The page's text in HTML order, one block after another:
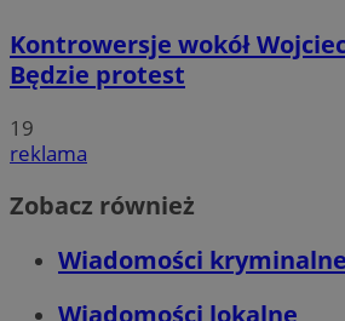
Kontrowersje wokół
Będzie protest
19
reklama
Zobacz również
Wiadomości
Wiadomości lokalne